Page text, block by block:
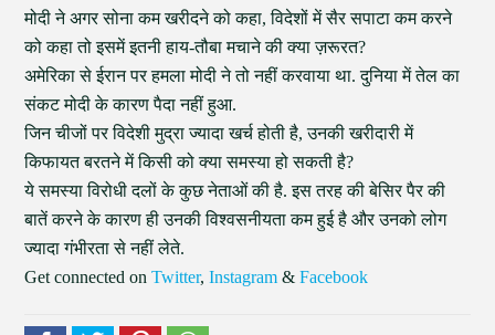
मोदी ने अगर सोना कम खरीदने को कहा, विदेशों में सैर सपाटा कम करने
को कहा तो इसमें इतनी हाय-तौबा मचाने की क्या ज़रूरत?
अमेरिका से ईरान पर हमला मोदी ने तो नहीं करवाया था. दुनिया में तेल का
संकट मोदी के कारण पैदा नहीं हुआ.
जिन चीजों पर विदेशी मुद्रा ज्यादा खर्च होती है, उनकी खरीदारी में
किफायत बरतने में किसी को क्या समस्या हो सकती है?
ये समस्या विरोधी दलों के कुछ नेताओं की है. इस तरह की बेसिर पैर की
बातें करने के कारण ही उनकी विश्वसनीयता कम हुई है और उनको लोग
ज्यादा गंभीरता से नहीं लेते.
Get connected onTwitter,Instagram &Facebook